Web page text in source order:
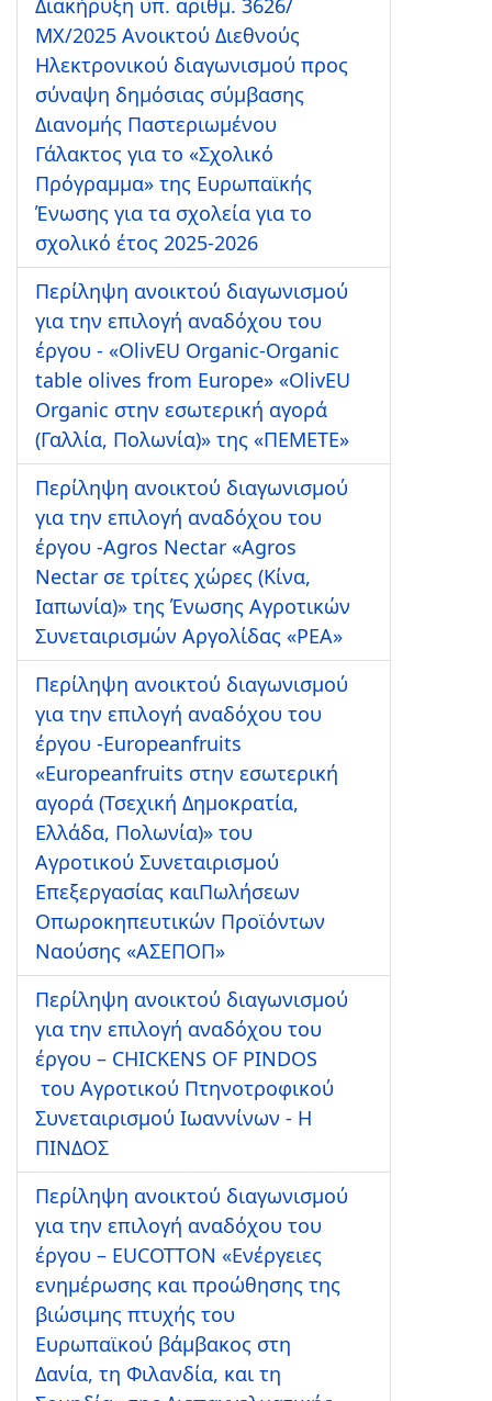
Διακήρυξη υπ. αριθμ. 3626/
ΜΧ/2025 Ανοικτού Διεθνούς
Ηλεκτρονικού διαγωνισμού προς
σύναψη δημόσιας σύμβασης
Διανομής Παστεριωμένου
Γάλακτος για το «Σχολικό
Πρόγραμμα» της Ευρωπαϊκής
Ένωσης για τα σχολεία για το
σχολικό έτος 2025-2026
Περίληψη ανοικτού διαγωνισμού
για την επιλογή αναδόχου του
έργου - «OlivEU Organic-Organic
table olives from Europe» «OlivEU
Organic στην εσωτερική αγορά
(Γαλλία, Πολωνία)» της «ΠΕΜΕΤΕ»
Περίληψη ανοικτού διαγωνισμού
για την επιλογή αναδόχου του
έργου -Agros Nectar «Agros
Nectar σε τρίτες χώρες (Κίνα,
Ιαπωνία)» της Ένωσης Αγροτικών
Συνεταιρισμών Αργολίδας «ΡΕΑ»
Περίληψη ανοικτού διαγωνισμού
για την επιλογή αναδόχου του
έργου -Europeanfruits
«Europeanfruits στην εσωτερική
αγορά (Τσεχική Δημοκρατία,
Ελλάδα, Πολωνία)» του
Αγροτικού Συνεταιρισμού
Επεξεργασίας καιΠωλήσεων
Οπωροκηπευτικών Προϊόντων
Ναούσης «ΑΣΕΠΟΠ»
Περίληψη ανοικτού διαγωνισμού
για την επιλογή αναδόχου του
έργου – CHICKENS OF PINDOS
του Αγροτικού Πτηνοτροφικού
Συνεταιρισμού Ιωαννίνων - Η
ΠΙΝΔΟΣ
Περίληψη ανοικτού διαγωνισμού
για την επιλογή αναδόχου του
έργου – EUCOTTON «Ενέργειες
ενημέρωσης και προώθησης της
βιώσιμης πτυχής του
Ευρωπαϊκού βάμβακος στη
Δανία, τη Φιλανδία, και τη